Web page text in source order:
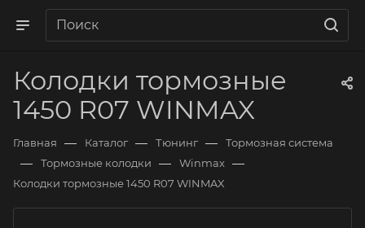
Колодки тормозные
1450 R07 WINMAX
Главная — Каталог — Тюнинг — Тормозная система
— Тормозные колодки — Winmax —
Колодки тормозные 1450 R07 WINMAX